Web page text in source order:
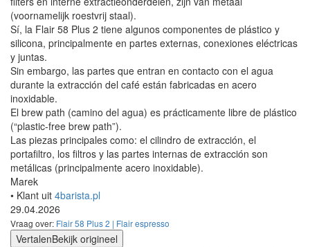
(voornamelijk roestvrij staal).
Sí, la Flair 58 Plus 2 tiene algunos componentes de plástico y
silicona, principalmente en partes externas, conexiones eléctricas
y juntas.
Sin embargo, las partes que entran en contacto con el agua
durante la extracción del café están fabricadas en acero
inoxidable.
El brew path (camino del agua) es prácticamente libre de plástico
(“plastic-free brew path”).
Las piezas principales como: el cilindro de extracción, el
portafiltro, los filtros y las partes internas de extracción son
metálicas (principalmente acero inoxidable).
Marek
• Klant uit 4barista.pl
29.04.2026
Vraag over: Flair 58 Plus 2 | Flair espresso
VertalenBekijk origineel